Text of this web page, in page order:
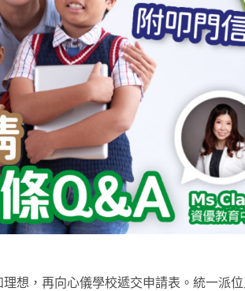
想，再向心儀學校遞交申請表。統一派